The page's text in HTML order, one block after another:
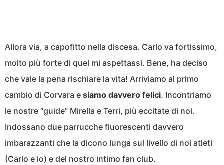
Allora via, a capofitto nella discesa. Carlo va fortissimo,
molto più forte di quel mi aspettassi. Bene, ha deciso
che vale la pena rischiare la vita! Arriviamo al primo
cambio di Corvara e siamo davvero felici. Incontriamo
le nostre “guide” Mirella e Terri, più eccitate di noi.
Indossano due parrucche fluorescenti davvero
imbarazzanti che la dicono lunga sul livello di noi atleti
(Carlo e io) e del nostro intimo fan club.